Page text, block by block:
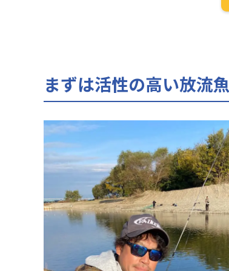
まずは活性の高い放流